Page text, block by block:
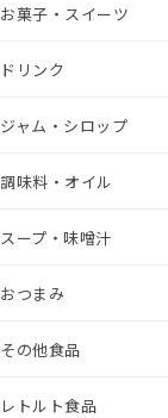
お菓子・スイーツ
ドリンク
ジャム・シロップ
調味料・オイル
スープ・味噌汁
おつまみ
その他食品
レトルト食品